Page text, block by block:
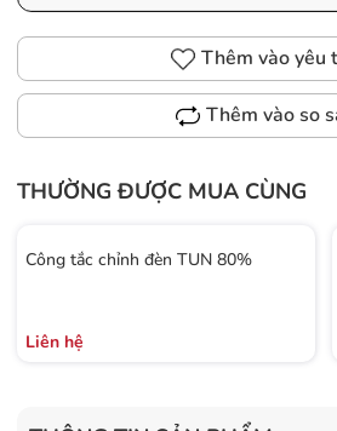
Thêm vào yêu
Thêm vào so
THƯỜNG ĐƯỢC MUA CÙNG
Công tắc chỉnh đèn TUN 80%
Liên hệ